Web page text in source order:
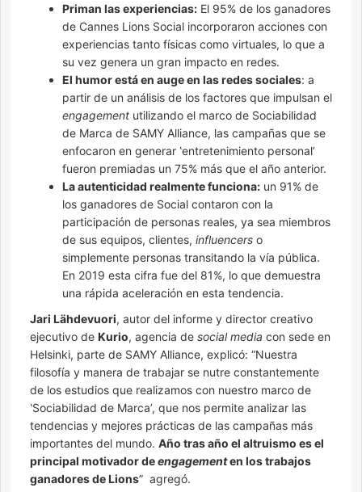
Priman las experiencias: El 95% de los ganadores
de Cannes Lions Social incorporaron acciones con
experiencias tanto físicas como virtuales, lo que a
su vez genera un gran impacto en redes.
El humor está en auge en las redes sociales: a
partir de un análisis de los factores que impulsan el
engagement utilizando el marco de Sociabilidad
de Marca de SAMY Alliance, las campañas que se
enfocaron en generar ‛entretenimiento personal’
fueron premiadas un 75% más que el año anterior.
La autenticidad realmente funciona: un 91% de
los ganadores de Social contaron con la
participación de personas reales, ya sea miembros
de sus equipos, clientes, influencers o
simplemente personas transitando la vía pública.
En 2019 esta cifra fue del 81%, lo que demuestra
una rápida aceleración en esta tendencia.
Jari Lähdevuori, autor del informe y director creativo
ejecutivo de Kurio, agencia de social media con sede en
Helsinki, parte de SAMY Alliance, explicó: “Nuestra
filosofía y manera de trabajar se nutre constantemente
de los estudios que realizamos con nuestro marco de
‛Sociabilidad de Marca’, que nos permite analizar las
tendencias y mejores prácticas de las campañas más
importantes del mundo. Año tras año el altruismo es el
principal motivador deengagementen los trabajos
ganadores de Lions” agregó.